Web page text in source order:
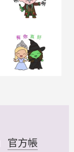
官方帳